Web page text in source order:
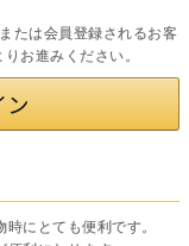
たは会員登録されるお客
お進みください。
にとても便利です。